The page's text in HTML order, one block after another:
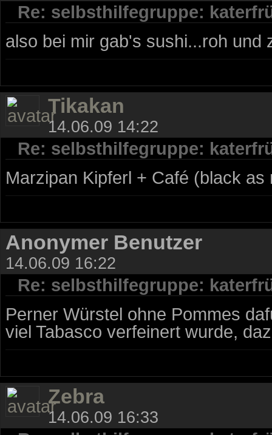
Re: selbsthilfegruppe:
also bei mir gab's sushi...roh und
Tikakan
14.06.09 14:22
Re: selbsthilfegruppe:
Marzipan Kipferl + Café (black as
Anonymer Benutzer
14.06.09 16:22
Re: selbsthilfegruppe:
Perner Würstel ohne Pommes
viel Tabasco verfeinert wurde,
Zebra
14.06.09 16:33